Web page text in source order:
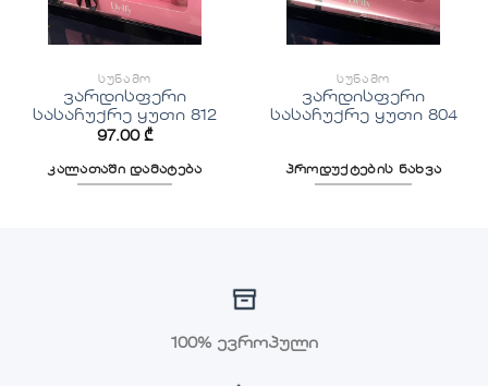
ᲡᲣᲜᲐᲛᲝ
ვარდისფერი
სასაჩუქრე ყუთი 812
97.00 ₾
კალათაში დამატება
ᲡᲣᲜᲐᲛᲝ
ვარდისფერი
სასაჩუქრე ყუთი 804
პროდუქტების ნახვა
100% ევროპული